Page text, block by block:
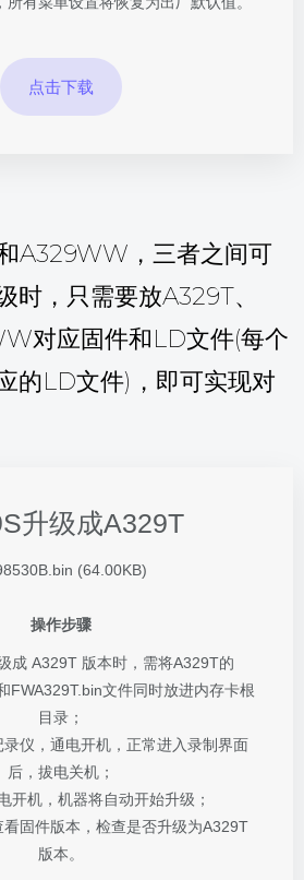
点击下载
A329WW，三者之间可
时，只需要放A329T、
对应固件和LD文件(每个
的LD文件)，即可实现对
升级成A329T
(64.00KB)
操作步骤
成 A329T 版本时，需将A329T的
FWA329T.bin文件同时放进内存卡根
目录；
仪，通电开机，正常进入录制界面
后，拔电关机；
开机，机器将自动开始升级；
固件版本，检查是否升级为A329T
版本。